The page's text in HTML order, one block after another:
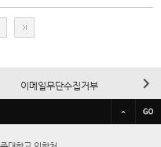
마
다
이메일무단수집거부
대학정보공시
바
로